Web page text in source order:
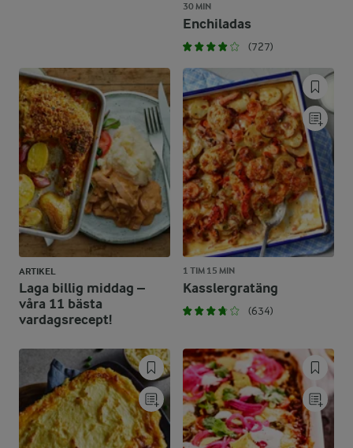
30 MIN
Enchiladas
(727)
ARTIKEL
Laga billig middag –
våra 11 bästa
vardagsrecept!
1 TIM 15 MIN
Kasslergratäng
(634)